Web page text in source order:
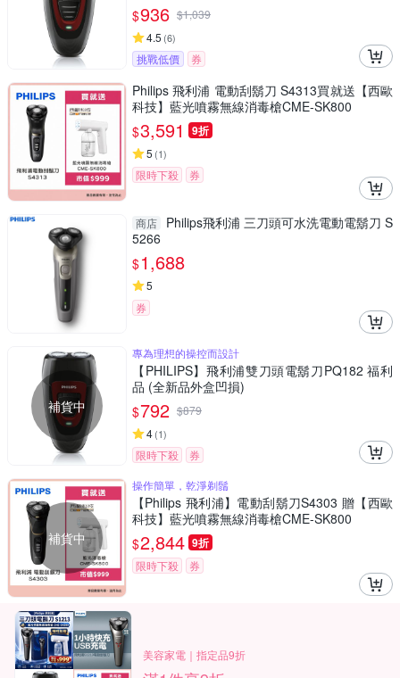
$936 $1,039
4.5 (6)
挑戰低價 券
Philips 飛利浦 電動刮鬍刀 S4313買就送【西歐
科技】藍光噴霧無線消毒槍CME-SK800
$3,591 9折
5 (1)
限時下殺 券
商店
Philips飛利浦 三刀頭可水洗電動電鬍刀 S
5266
$1,688
5
券
補貨中
專為理想的操控而設計
【PHILIPS】飛利浦雙刀頭電鬍刀PQ182 福利
品 (全新品外盒凹損)
$792 $879
4(1)
限時下殺 券
補貨中
操作簡單，乾淨剃鬚
【Philips 飛利浦】電動刮鬍刀S4303 贈【西歐
科技】藍光噴霧無線消毒槍CME-SK800
$2,844 9折
限時下殺 券
美容家電｜指定品9折